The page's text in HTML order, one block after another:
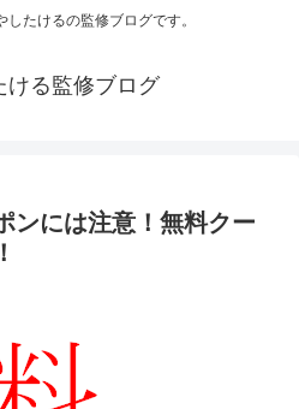
たけるの監修ブログです。
ける監修ブログ
ンには注意！無料クー